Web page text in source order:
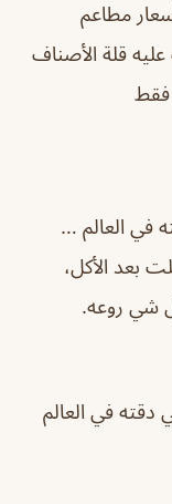
مطاعم
عليه قلة الأصناف
في العالم …
بعد الأكل،
شي روعه.
دقته في العالم